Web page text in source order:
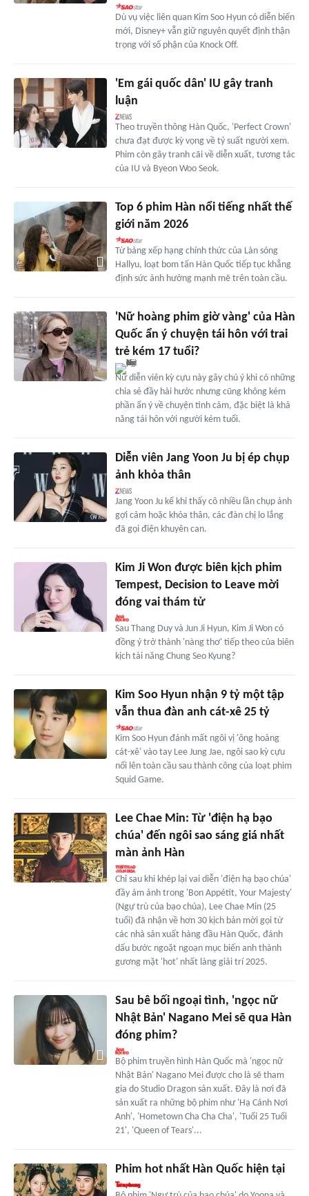
Dù vụ việc liên quan Kim Soo Hyun có diễn biến
mới, Disney+ vẫn giữ nguyên quyết định thận
trọng với số phận của Knock Off.
'Em gái quốc dân' IU gây tranh
luận
Theo truyền thông Hàn Quốc, 'Perfect Crown'
chưa đạt được kỳ vọng về tỷ suất người xem.
Phim còn gây tranh cãi về diễn xuất, tương tác
của IU và Byeon Woo Seok.
Top 6 phim Hàn nổi tiếng nhất thế
giới năm 2026
Từ bảng xếp hạng chính thức của Làn sóng
Hallyu, loạt bom tấn Hàn Quốc tiếp tục khẳng
định sức ảnh hưởng mạnh mẽ trên toàn cầu.
'Nữ hoàng phim giờ vàng' của Hàn
Quốc ẩn ý chuyện tái hôn với trai
trẻ kém 17 tuổi?
Nữ diễn viên kỳ cựu này gây chú ý khi có những
chia sẻ đầy hài hước nhưng cũng không kém
phần ẩn ý về chuyện tình cảm, đặc biệt là khả
năng tái hôn với người kém tuổi.
Diễn viên Jang Yoon Ju bị ép chụp
ảnh khỏa thân
Jang Yoon Ju kể khi thấy cô nhiều lần chụp ảnh
gợi cảm hoặc khỏa thân, các đàn chị lo lắng
đã gọi điện khuyên can.
Kim Ji Won được biên kịch phim
Tempest, Decision to Leave mời
đóng vai thám tử
Sau Thang Duy và Jun Ji Hyun, Kim Ji Won có
đồng ý trở thành 'nàng thơ' tiếp theo của biên
kịch tài năng Chung Seo Kyung?
Kim Soo Hyun nhận 9 tỷ một tập
vẫn thua đàn anh cát-xê 25 tỷ
Kim Soo Hyun đánh mất ngôi vị 'ông hoàng
cát-xê' vào tay Lee Jung Jae, ngôi sao kỳ cựu
nổi lên toàn cầu sau thành công của loạt phim
Squid Game.
Lee Chae Min: Từ 'điện hạ bạo
chúa' đến ngôi sao sáng giá nhất
màn ảnh Hàn
Chỉ sau khi khép lại vai diễn 'điện hạ bạo chúa'
đầy ám ảnh trong 'Bon Appétit, Your Majesty'
(Ngự trù của bạo chúa), Lee Chae Min (25
tuổi) đã nhận về hơn 30 kịch bản mời gọi từ
các nhà sản xuất hàng đầu Hàn Quốc, đánh
dấu bước ngoặt ngoạn mục biến anh thành
gương mặt 'hot' nhất làng giải trí 2025.
Sau bê bối ngoại tình, 'ngọc nữ
Nhật Bản' Nagano Mei sẽ qua Hàn
đóng phim?
Bộ phim truyền hình Hàn Quốc mà 'ngọc nữ
Nhật Bản' Nagano Mei được cho là sẽ tham
gia do Studio Dragon sản xuất. Đây là nơi đã
sản xuất ra những bộ phim như 'Hạ Cánh Nơi
Anh', 'Hometown Cha Cha Cha', 'Tuổi 25 Tuổi
21', 'Queen of Tears'...
Phim hot nhất Hàn Quốc hiện tại